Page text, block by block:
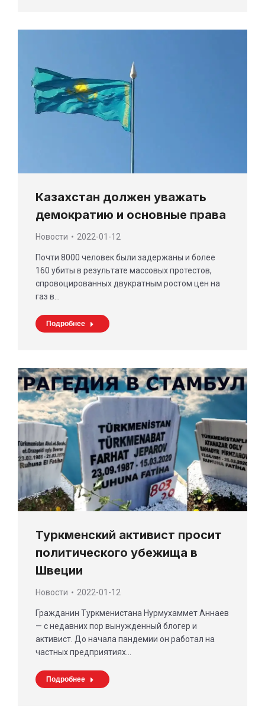
Казахстан должен уважать
демократию и основные права
Новости 2022-01-12
Почти 8000 человек были задержаны и более
160 убиты в результате массовых протестов,
спровоцированных двукратным ростом цен на
газ в…
Подробнее
Туркменский активист просит
политического убежища в
Швеции
Новости 2022-01-12
Гражданин Туркменистана Нурмухаммет Аннаев
— с недавних пор вынужденный блогер и
активист. До начала пандемии он работал на
частных предприятиях…
Подробнее